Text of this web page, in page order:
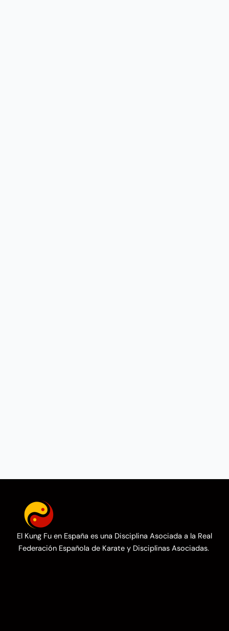
El Kung Fu en España es una Disciplina Asociada a la Real
Federación Española de Karate y Disciplinas Asociadas.